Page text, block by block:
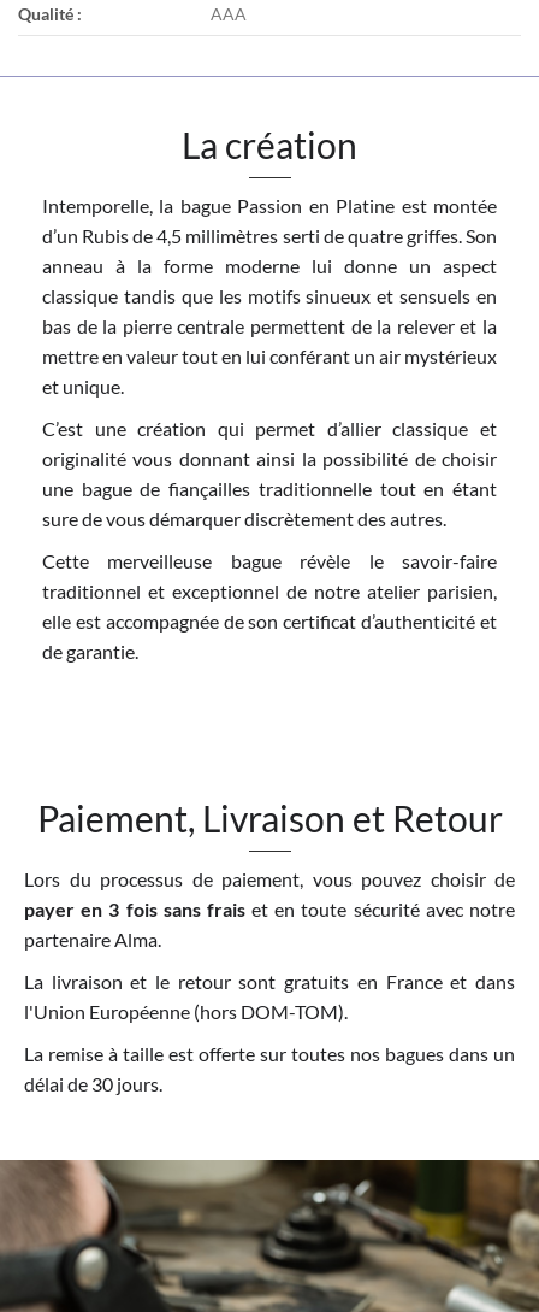
Qualité : AAA
La création
Intemporelle, la bague Passion en Platine est montée
d’un Rubis de 4,5 millimètres serti de quatre griffes. Son
anneau à la forme moderne lui donne un aspect
classique tandis que les motifs sinueux et sensuels en
bas de la pierre centrale permettent de la relever et la
mettre en valeur tout en lui conférant un air mystérieux
et unique.
C’est une création qui permet d’allier classique et
originalité vous donnant ainsi la possibilité de choisir
une bague de fiançailles traditionnelle tout en étant
sure de vous démarquer discrètement des autres.
Cette merveilleuse bague révèle le savoir-faire
traditionnel et exceptionnel de notre atelier parisien,
elle est accompagnée de son certificat d’authenticité et
de garantie.
Paiement, Livraison et Retour
Lors du processus de paiement, vous pouvez choisir de
payer en 3 fois sans fraiset en toute sécurité avec notre
partenaire Alma.
La livraison et le retour sont gratuits en France et dans
l'Union Européenne (hors DOM-TOM).
La remise à taille est offerte sur toutes nos bagues dans un
délai de 30 jours.